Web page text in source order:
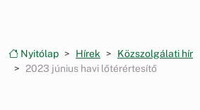
Nyitólap Hírek
Közszolgálati hír
2023 június havi lőtérértesítő